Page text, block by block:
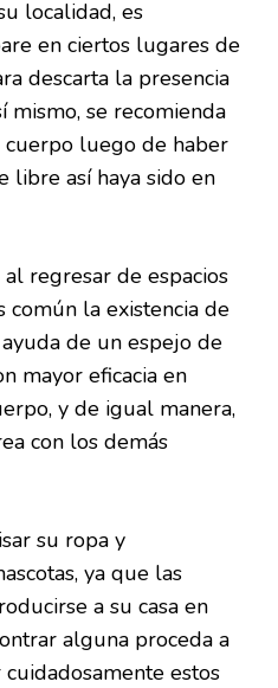
localidad, es
en ciertos lugares de
descarta la presencia
mismo, se recomienda
cuerpo luego de haber
libre así haya sido en
regresar de espacios
común la existencia de
de un espejo de
mayor eficacia en
y de igual manera,
con los demás
su ropa y
ya que las
a su casa en
alguna proceda a
estos